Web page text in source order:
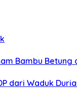
Bambu Betung
dari Waduk